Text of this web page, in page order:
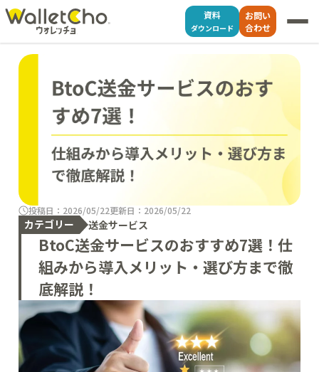
資料
ダウンロード
お問い
合わせ
BtoC送金サービスのおすすめ7選！仕
組みから導入メリット・選び方まで徹
底解説！
投稿日：2026/05/22更新日：2026/05/22
カテゴリー 送金サービス